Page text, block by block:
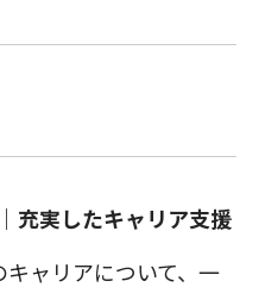
充実したキャリア支援
ャリアについて、一